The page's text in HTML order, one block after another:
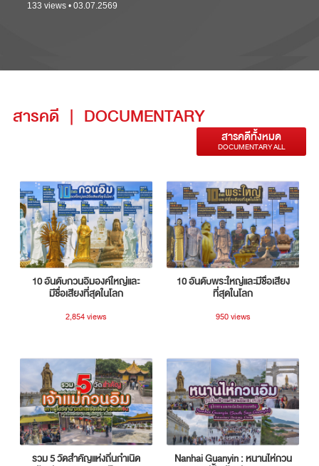
133 views • 03.07.2569
สารคดี | DOCUMENTARY
สารคดีทั้งหมด
DOCUMENTARY ALL
10 อันดับกวนอิมองค์ใหญ่และ
มีชื่อเสียงที่สุดในโลก
2,854 views
10 อันดับพระใหญ่และมีชื่อเสียง
ที่สุดในโลก
950 views
รวม 5 วัดสำคัญแห่งถิ่นกำเนิด
Nanhai Guanyin : หนานไห่กวน